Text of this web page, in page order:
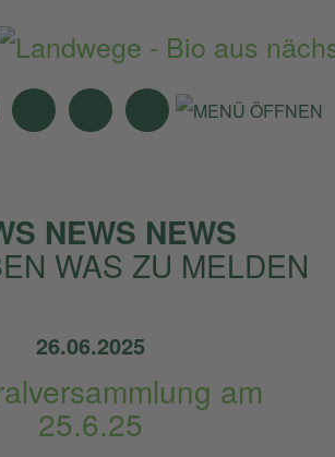
ANGEBOTEBIO-MÄRKTE
NEWS SUCHE
NEWS NEWS
WAS ZU MELDEN
26.06.2025
am
25.6.25